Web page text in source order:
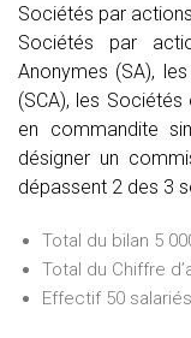
Sociétés par
Sociétés par
Anonymes (SA),
(SCA), les
en commandite
désigner un
dépassent 2 des 3
Total du bilan 5
Total du Chiffre
Effectif 50 salariés